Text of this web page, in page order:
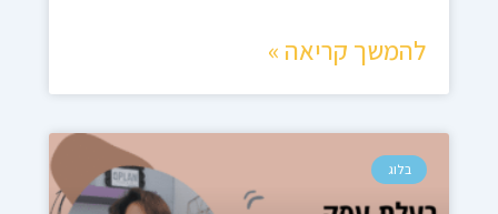
להמשך קריאה »
בלוג